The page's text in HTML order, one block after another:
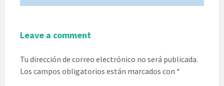
Leave a comment
Tu dirección de correo electrónico no será publicada.
Los campos obligatorios están marcados con *